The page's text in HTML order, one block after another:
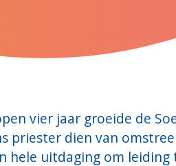
vier jaar groeide de
priester dien van
hele uitdaging om